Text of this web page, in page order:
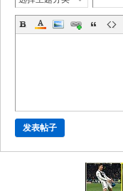
发表帖子